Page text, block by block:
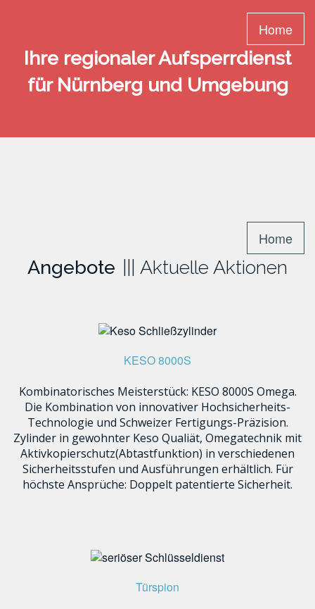
Home
Ihre regionaler Aufsperrdienst
für Nürnberg und Umgebung
Home
Angebote Aktuelle Aktionen
KESO 8000S
Kombinatorisches Meisterstück: KESO 8000S Omega.
Die Kombination von innovativer Hochsicherheits-
Technologie und Schweizer Fertigungs-Präzision.
Zylinder in gewohnter Keso Qualiät, Omegatechnik mit
Aktivkopierschutz(Abtastfunktion) in verschiedenen
Sicherheitsstufen und Ausführungen erhältlich. Für
höchste Ansprüche: Doppelt patentierte Sicherheit.
Türspion